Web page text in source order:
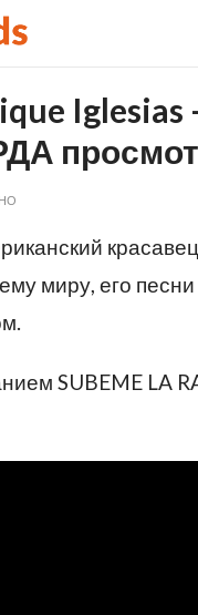
миру, его
SUBEME LA